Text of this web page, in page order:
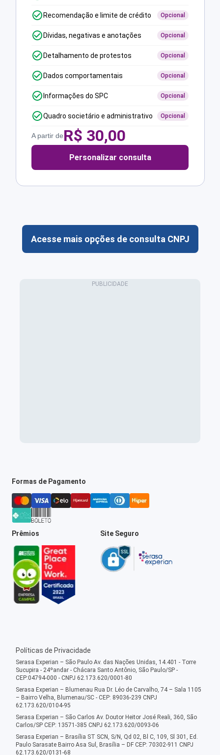
Recomendação e limite de crédito Opcional
Dívidas, negativas e anotações Opcional
Detalhamento de protestos Opcional
Dados comportamentais Opcional
Informações do SPC Opcional
Quadro societário e administrativo Opcional
A partir deR$ 30,00
Personalizar consulta
Acesse mais opções de consulta CNPJ
Formas de Pagamento
Prêmios Site Seguro
Políticas de Privacidade
Serasa Experian – São Paulo Av. das Nações Unidas, 14.401 - Torre
Sucupira - 24ºandar - Chácara Santo Antônio, São Paulo/SP -
CEP:04794-000 - CNPJ 62.173.620/0001-80
Serasa Experian – Blumenau Rua Dr. Léo de Carvalho, 74 – Sala 1105
– Bairro Velha, Blumenau/SC - CEP: 89036-239 CNPJ
62.173.620/0104-95
Serasa Experian – São Carlos Av. Doutor Heitor José Reali, 360, São
Carlos/SP CEP: 13571-385 CNPJ 62.173.620/0093-06
Serasa Experian – Brasília ST SCN, S/N, Qd 02, Bl C, 109, Sl 301, Ed.
Paulo Sarasate Bairro Asa Sul, Brasília – DF CEP: 70302-911 CNPJ
62.173.620/0131-68